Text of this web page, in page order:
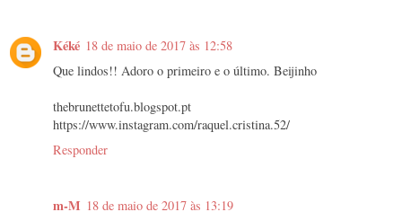
Kéké 18 de maio de 2017 às 12:58
Que lindos!! Adoro o primeiro e o último. Beijinho
thebrunettetofu.blogspot.pt
https://www.instagram.com/raquel.cristina.52/
Responder
m-M 18 de maio de 2017 às 13:19